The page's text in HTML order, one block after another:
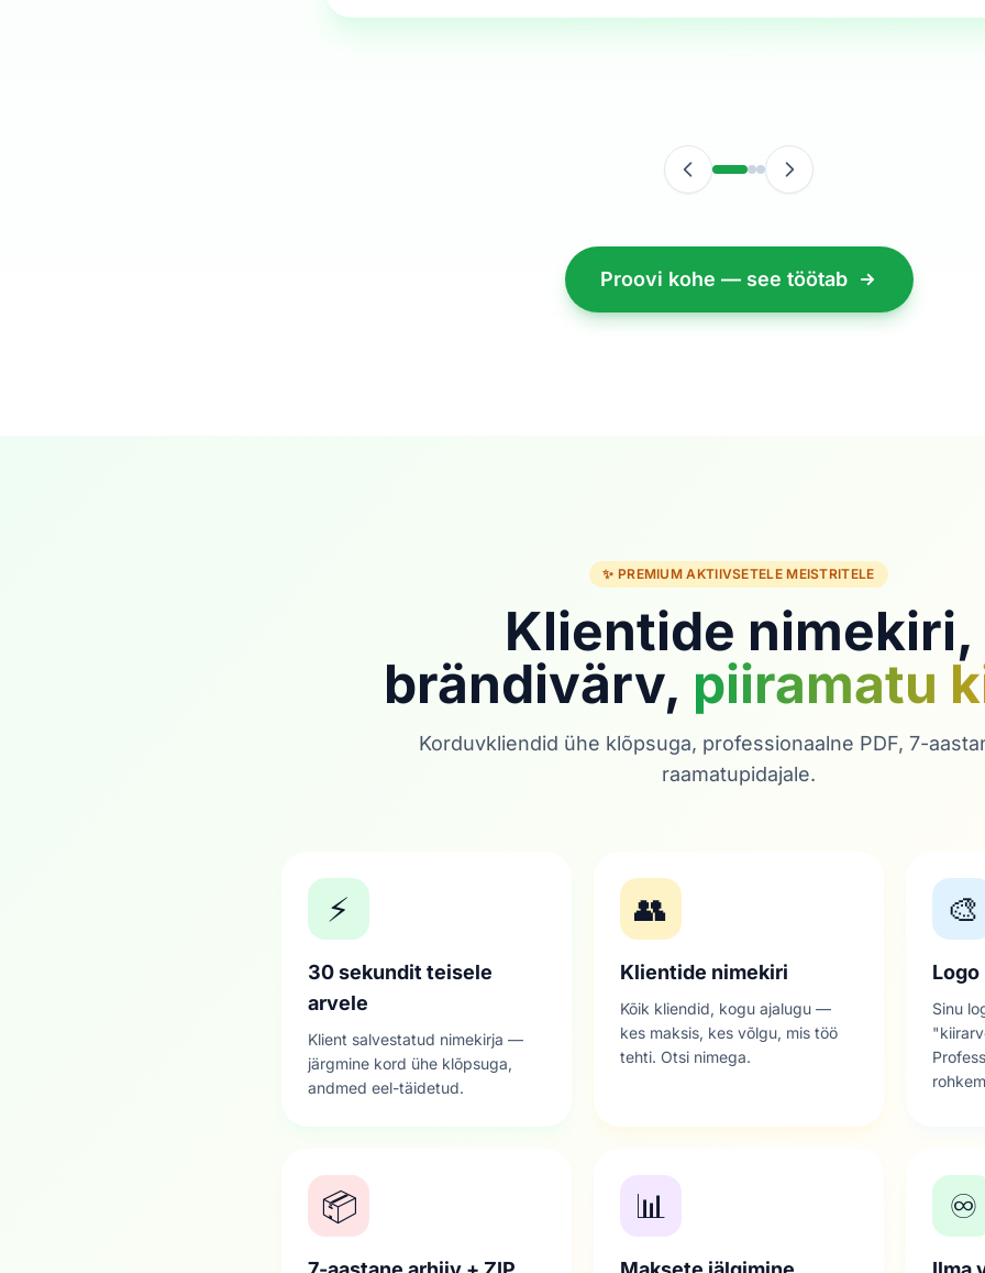
Proovi kohe — see töötab
✨ PREMIUM AKTIIVSETELE MEISTRITELE
Klientide nimekiri,
brändivärv, piiramatu
Korduvkliendid ühe klõpsuga, professionaalne PDF, 7-
raamatupidajale.
⚡
30 sekundit teisele
arvele
Klient salvestatud nimekirja —
järgmine kord ühe klõpsuga,
andmed eel-täidetud.
👥
Klientide nimekiri
Kõik kliendid, kogu ajalugu —
kes maksis, kes võlgu, mis töö
tehti. Otsi nimega.
🎨
Sinu
📦 📊 ♾️